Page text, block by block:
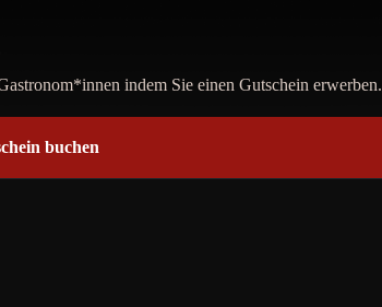
indem Sie einen Gutschein erwerben.
buchen